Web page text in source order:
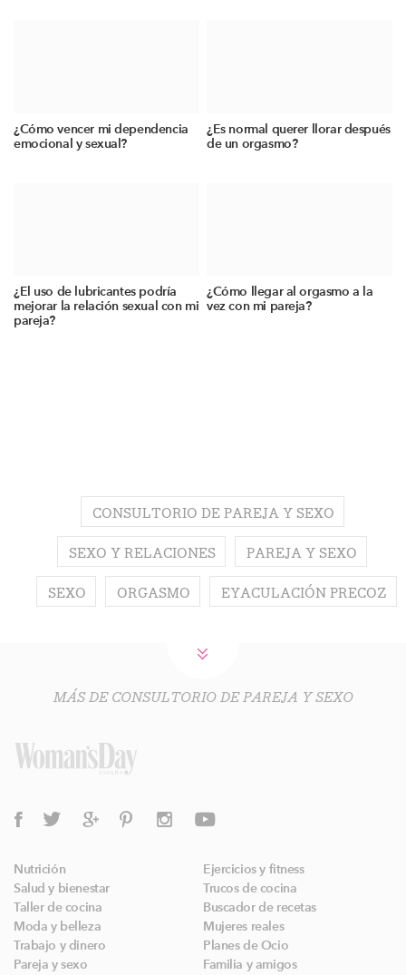
¿Cómo vencer mi dependencia
emocional y sexual?
¿Es normal querer llorar después
de un orgasmo?
¿El uso de lubricantes podría
mejorar la relación sexual con mi
pareja?
¿Cómo llegar al orgasmo a la
vez con mi pareja?
CONSULTORIO DE PAREJA Y SEXO
SEXO Y RELACIONES PAREJA Y SEXO
SEXO ORGASMO EYACULACIÓN PRECOZ
MÁS DE CONSULTORIO DE PAREJA Y SEXO
Nutrición
Ejercicios y fitness
Salud y bienestar
Trucos de cocina
Taller de cocina
Buscador de recetas
Moda y belleza
Mujeres reales
Trabajo y dinero
Planes de Ocio
Pareja y sexo
Familia y amigos